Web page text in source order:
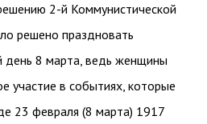
2-й Коммунистической
решено праздновать
8 марта, ведь женщины
участие в событиях, которые
23 февраля (8 марта) 1917